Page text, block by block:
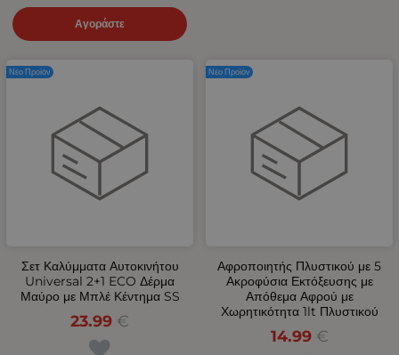
Αγοράστε
Σετ Καλύμματα Αυτοκινήτου
Universal 2+1 ECO Δέρμα
Μαύρο με Μπλέ Κέντημα SS
23.99 €
Νέο Προϊόν
Αφροποιητής Πλυστικού με 5
Ακροφύσια Εκτόξευσης με
Απόθεμα Αφρού με
Χωρητικότητα 1lt Πλυστικού
14.99 €
Νέο Προϊόν